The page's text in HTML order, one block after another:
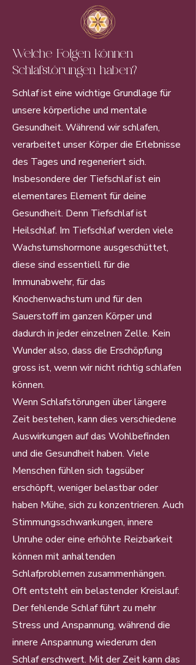
Welche Folgen können
Schlafstörungen haben?
Schlaf ist eine wichtige Grundlage für
unsere körperliche und mentale
Gesundheit. Während wir schlafen,
verarbeitet unser Körper die Erlebnisse
des Tages und regeneriert sich.
Insbesondere der Tiefschlaf ist ein
elementares Element für deine
Gesundheit. Denn Tiefschlaf ist
Heilschlaf. Im Tiefschlaf werden viele
Wachstumshormone ausgeschüttet,
diese sind essentiell für die
Immunabwehr, für das
Knochenwachstum und für den
Sauerstoff im ganzen Körper und
dadurch in jeder einzelnen Zelle. Kein
Wunder also, dass die Erschöpfung
gross ist, wenn wir nicht richtig schlafen
können.
Wenn Schlafstörungen über längere
Zeit bestehen, kann dies verschiedene
Auswirkungen auf das Wohlbefinden
und die Gesundheit haben. Viele
Menschen fühlen sich tagsüber
erschöpft, weniger belastbar oder
haben Mühe, sich zu konzentrieren. Auch
Stimmungsschwankungen, innere
Unruhe oder eine erhöhte Reizbarkeit
können mit anhaltenden
Schlafproblemen zusammenhängen.
Oft entsteht ein belastender Kreislauf:
Der fehlende Schlaf führt zu mehr
Stress und Anspannung, während die
innere Anspannung wiederum den
Schlaf erschwert. Mit der Zeit kann das